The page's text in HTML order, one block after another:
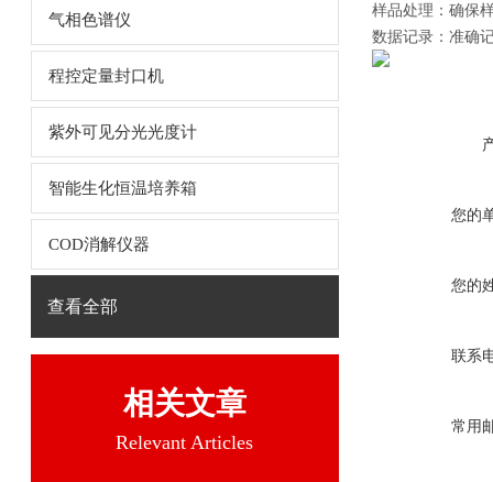
气相色谱仪
程控定量封口机
紫外可见分光光度计
智能生化恒温培养箱
COD消解仪器
查看全部
相关文章
Relevant Articles
样品处理：确保
数据记录：准确
您的
您的
联系
常用